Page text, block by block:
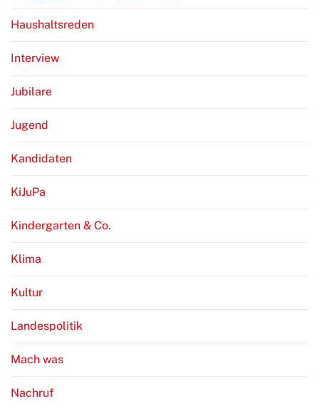
Haushaltsreden
Interview
Jubilare
Jugend
Kandidaten
KiJuPa
Kindergarten & Co.
Klima
Kultur
Landespolitik
Mach was
Nachruf